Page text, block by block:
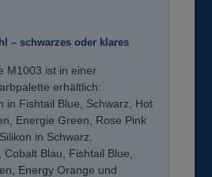
– schwarzes oder klares
M1003 ist in einer
erhältlich:
in Fishtail Blue, Schwarz, Hot
Energie Green, Rose Pink
in Schwarz,
Blau, Fishtail Blue,
Energy Orange und